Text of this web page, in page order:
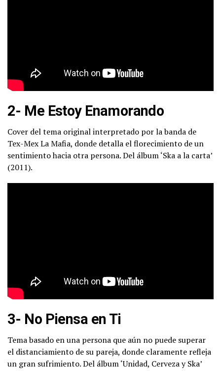
2- Me Estoy Enamorando
Cover del tema original interpretado por la banda de
Tex-Mex La Mafia, donde detalla el florecimiento de un
sentimiento hacia otra persona. Del álbum ‘Ska a la carta’
(2011).
3- No Piensa en Ti
Tema basado en una persona que aún no puede superar
el distanciamiento de su pareja, donde claramente refleja
un gran sufrimiento. Del álbum ‘Unidad, Cerveza y Ska’